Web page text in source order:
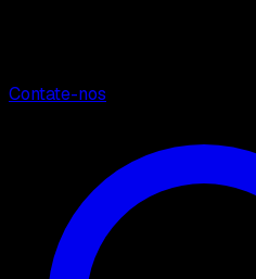
Contate-nos